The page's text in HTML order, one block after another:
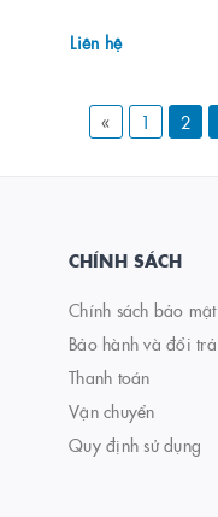
Liên hệ
« 1 2
CHÍNH SÁCH
Chính sách bảo mật
Bảo hành và đổi trả
Thanh toán
Vận chuyển
Quy định sử dụng